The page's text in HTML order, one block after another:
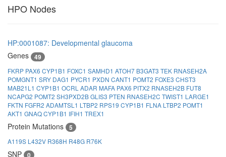
HPO Nodes
HP:0001087: Developmental glaucoma
Genes
49
FKRP PAX6 CYP1B1 FOXC1 SAMHD1 ATOH7 B3GAT3 TEK RNASEH2A
POMGNT1 SRY DAG1 PYCR1 PXDN CANT1 POMT2 FOXE3 CHST3
MAB21L1 CYP1B1 OCRL ADAR MAFA PAX6 PITX2 RNASEH2B FUT8
NCAPG2 POMT2 SH3PXD2BGLIS3 PTEN RNASEH2C TWIST1 LARGE1
FKTN FGFR2 ADAMTSL1 LTBP2 RPS19 CYP1B1 FLNA LTBP2 POMT1
AKT1 GNAQCYP1B1 IFIH1 TREX1
Protein Mutations 5
A119S L432V R368H R48G R76K
SNP 0